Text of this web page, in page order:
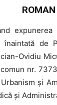
ROMAN
înaintată de
Ovidiu
nr.
şi
și